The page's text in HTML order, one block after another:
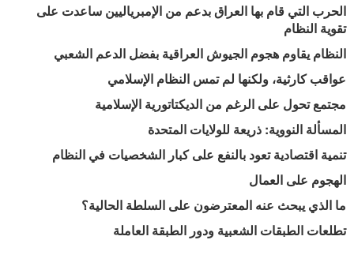
الحرب التي قام بها العراق بدعم من الإمبرياليين ساعدت على
تقوية النظام
النظام يقاوم هجوم الجيوش العراقية بفضل الدعم الشعبي
عواقب كارثية، ولكنها لم تمس النظام الإسلامي
مجتمع تحول على الرغم من الديكتاتورية الإسلامية
المسألة النووية: ذريعة للولايات المتحدة
تنمية اقتصادية تعود بالنفع على كبار الشخصيات في النظام
الهجوم على العمال
ما الذي يبحث عنه المعترضون على السلطة الحالية؟
تطلعات الطبقات الشعبية ودور الطبقة العاملة